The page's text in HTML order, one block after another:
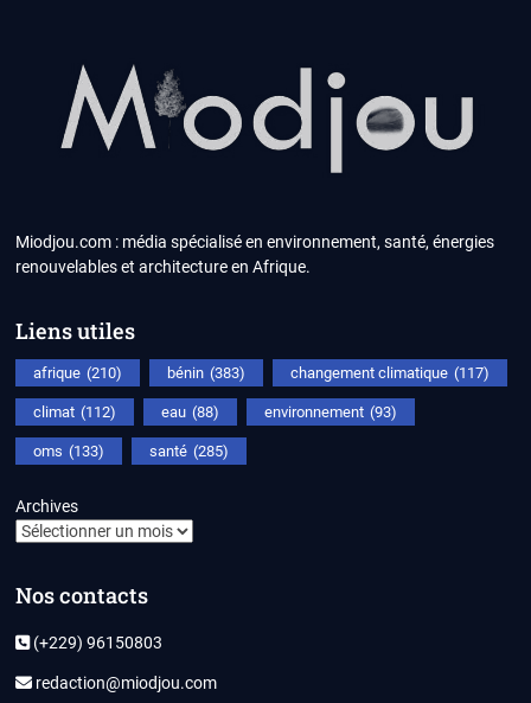
Miodjou.com : média spécialisé en environnement, santé, énergies
renouvelables et architecture en Afrique.
Liens utiles
afrique (210) bénin (383) changement climatique (117)
climat (112) eau (88) environnement (93)
oms (133) santé (285)
Archives
Nos contacts
(+229) 96150803
redaction@miodjou.com